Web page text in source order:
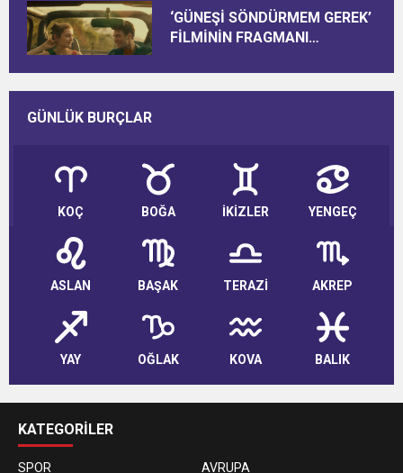
‘GÜNEŞİ SÖNDÜRMEM GEREK’
FİLMİNİN FRAGMANI
GÜNLÜK BURÇLAR
KOÇ BOĞA İKİZLER YENGEÇ
ASLAN BAŞAK TERAZİ AKREP
YAY OĞLAK KOVA BALIK
KATEGORİLER
SPOR AVRUPA